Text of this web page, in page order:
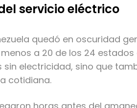
servicio eléctrico
quedó en oscuridad
a 20 de los 24 estados
sin electricidad, sino que
cotidiana.